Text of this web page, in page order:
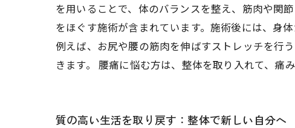
を用いることで、体のバランスを整え、筋肉や関
をほぐす施術が含まれています。施術後には、身
例えば、お尻や腰の筋肉を伸ばすストレッチを行
きます。 腰痛に悩む方は、整体を取り入れて、痛
質の高い生活を取り戻す：整体で新しい自分へ